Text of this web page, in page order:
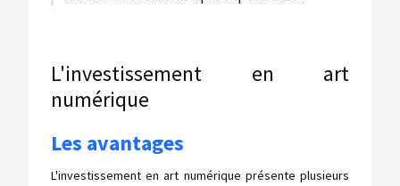
L'investissement en art
numérique
Les avantages
L'investissement en art numérique présente plusieurs